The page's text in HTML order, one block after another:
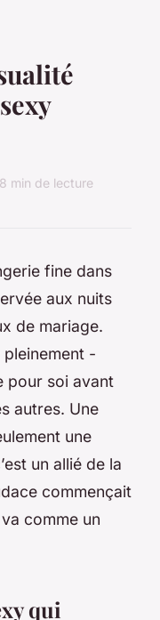
8 min de lecture
fine dans
aux nuits
de mariage.
pleinement -
pour soi avant
autres. Une
une
un allié de la
commençait
comme un
qui